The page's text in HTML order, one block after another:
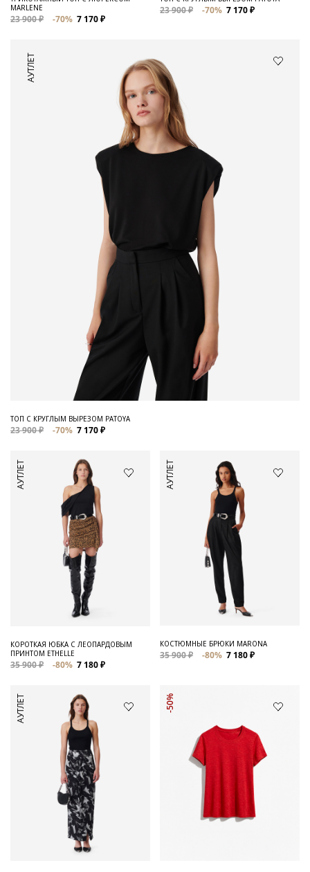
MARLENE
23 900 ₽ -70% 7 170 ₽
23 900 ₽ -70% 7 170 ₽
АУТЛЕТ
ТОП С КРУГЛЫМ ВЫРЕЗОМ PATOYA
23 900 ₽ -70% 7 170 ₽
АУТЛЕТ
КОРОТКАЯ ЮБКА С ЛЕОПАРДОВЫМ
ПРИНТОМ ETHELLE
35 900 ₽ -80% 7 180 ₽
АУТЛЕТ
КОСТЮМНЫЕ БРЮКИ MARONA
35 900 ₽ -80% 7 180 ₽
АУТЛЕТ -50%